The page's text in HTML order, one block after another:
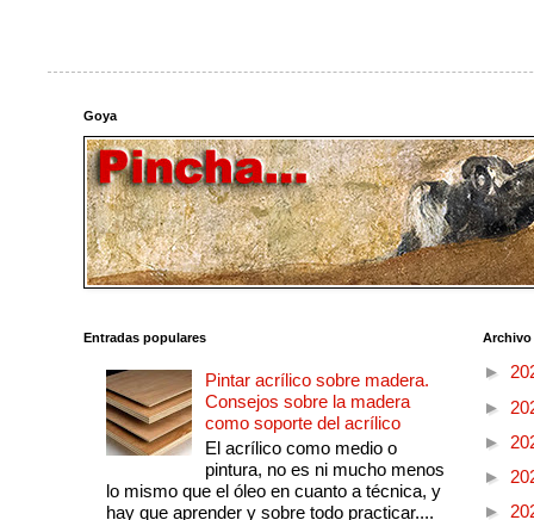
Goya
Entradas populares
Pintar acrílico sobre madera.
Consejos sobre la madera
como soporte del acrílico
El acrílico como medio o
pintura, no es ni mucho menos
lo mismo que el óleo en cuanto a técnica, y
hay que aprender y sobre todo practicar....
►
►
►
►
►